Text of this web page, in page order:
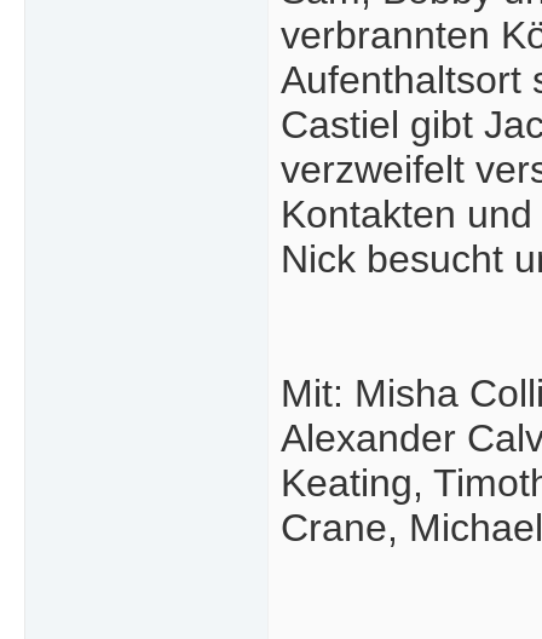
verbrannten
Aufenthaltsort
Castiel gibt
verzweifelt
Kontakten
Nick besucht
Mit: Misha
Alexander
Keating,
Crane,